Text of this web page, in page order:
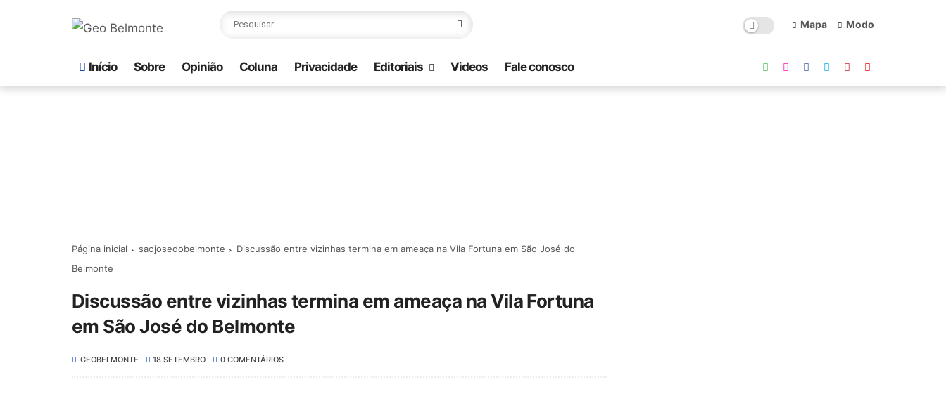
Mapa Modo
Início Sobre Opinião Coluna Privacidade Editoriais Videos Fale conosco
Página inicial saojosedobelmonte
Discussão entre vizinhas termina em ameaça na Vila Fortuna em São José do
Belmonte
Discussão entre vizinhas termina em ameaça na Vila Fortuna
em São José do Belmonte
GEOBELMONTE 18 SETEMBRO 0 COMENTÁRIOS